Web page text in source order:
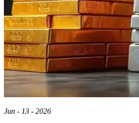
Jun - 13 - 2026